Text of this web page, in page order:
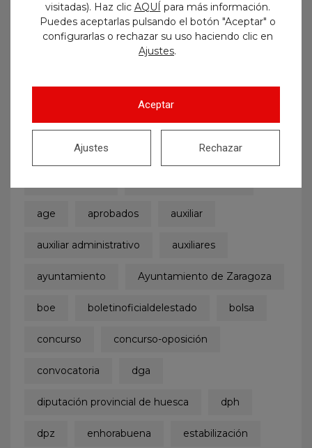
Etiquetas
age aprobados auxiliar
auxiliar administrativo auxiliares
ayuntamiento Ayuntamiento de Zaragoza
boe boletinoficialdelestado bolsa
concurso concurso-oposición
convocatoria dga
diputación provincial de huesca dph
dpz enhorabuena estabilización
visitadas). Haz clic AQUÍ para más información.
Puedes aceptarlas pulsando el botón "Aceptar" o
configurarlas o rechazar su uso haciendo clic en
Ajustes.
Aceptar
Rechazar
Ajustes